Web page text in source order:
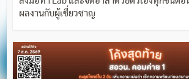
ผลงานกับผู้เชี่ยวชาญ